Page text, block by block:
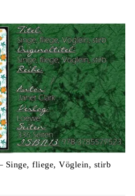
Singe, fliege, Vöglein, stirb